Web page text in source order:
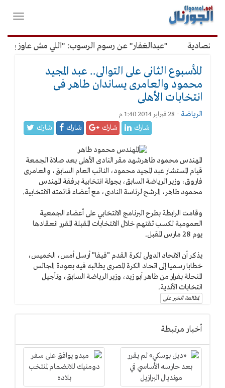
القائمة
الرئيسية
فتح
"عبدالغفار" عن رسوم الرسوب: "اللي مش عاوز
للأسبوع الثانى على التوالى.. عبد المجيد
محمود والعامرى يساندان طاهر فى
انتخابات الأهلى
الرياضة - 28 فبراير 2014 1:40 م
شارك شارك شارك شارك
المهندس محمود طاهرشهد مقر النادى الأهلى بعد صلاة الجمعة
قيام المستشار عبد المجيد محمود، النائب العام السابق، والعامرى
فاروق، وزير الرياضة السابق، بجولة انتخابية برفقة المهندس
محمود طاهر، المرشح لرئاسة النادى، مع أعضاء قائمته الانتخابية.
وقامت الرابطة بطرح البرنامج الانتخابي على أعضاء الجمعية
العمومية لكسب ثقتهم خلال الانتخابات المقبلة المقرر انعقادها
يوم 28 مارس المقبل.
يذكر أن الاتحاد الدولى لكرة القدم "فيفا" أرسل أمس، الخميس،
خطابا رسميا إلى اتحاد الكرة المصرى يطالبه فيه بعودة المجالس
المنحلة بقرار من طاهر أبو زيد، وزير الرياضة السابق، وتأجيل
انتخابات الأندية.
لمطالعة الخبر على
أخبار مرتبطة